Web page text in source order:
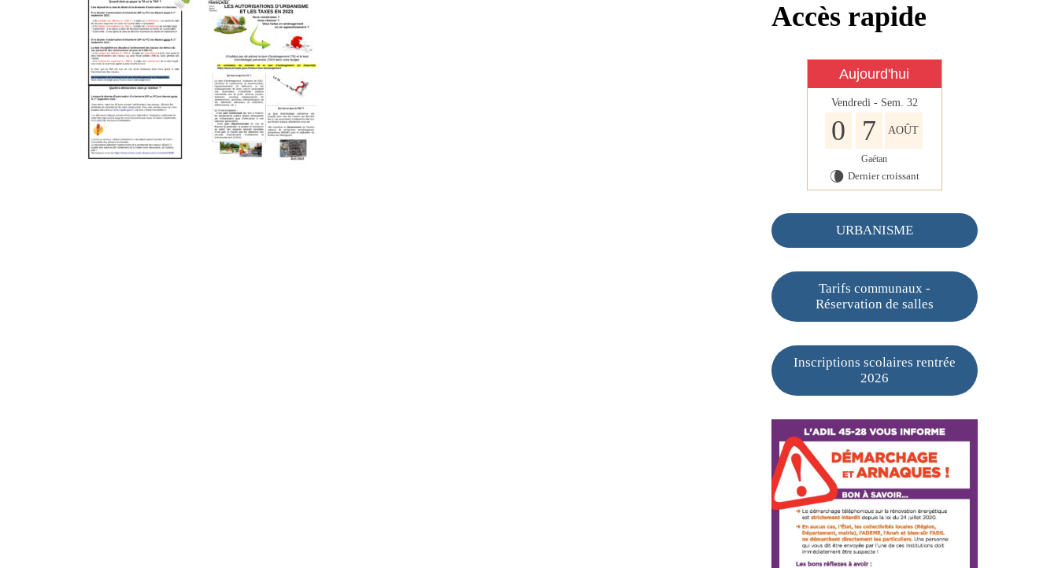
Accès rapide
Aujourd'hui
Vendredi - Sem. 32
0 7 AOÛT
Gaétan
V Dernier croissant
URBANISME
Tarifs communaux -
Réservation de salles
Inscriptions scolaires rentrée
2026